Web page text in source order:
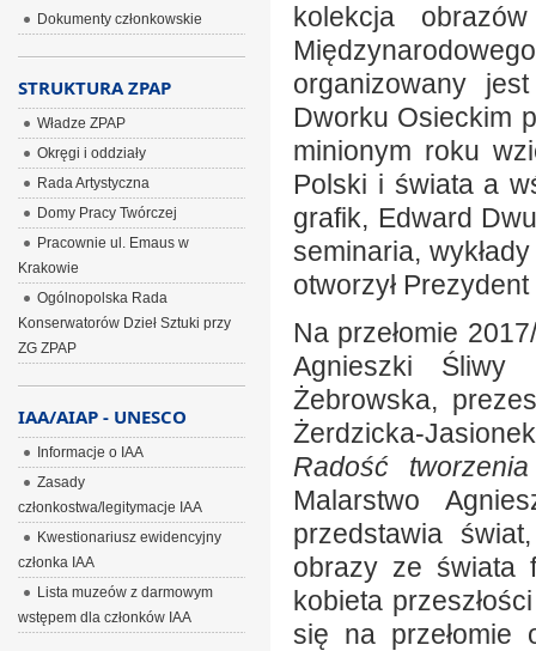
kolekcja
organizowany
Dworku Osieckim
minionym roku
Polski i świata a
grafik, Edward
seminaria,
otworzył
Na przełomie
Agnieszki Śliwy
Żebrowska,
Żerdzicka-
Radość tworzenia
Malarstwo
przedstawia
obrazy ze świata
kobieta
się na przełomie
Dokumenty członkowskie
STRUKTURA ZPAP
Władze ZPAP
Okręgi i oddziały
Rada Artystyczna
Domy Pracy Twórczej
Pracownie ul. Emaus w
Krakowie
Ogólnopolska Rada
Konserwatorów Dzieł Sztuki przy
ZG ZPAP
IAA/AIAP - UNESCO
Informacje o IAA
Zasady
członkostwa/legitymacje IAA
Kwestionariusz ewidencyjny
członka IAA
Lista muzeów z darmowym
wstępem dla członków IAA